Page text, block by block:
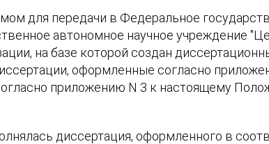
для передачи в Федеральное
автономное научное учреждение
на базе которой создан
оформленные согласно
приложению N 3 к настоящему
диссертация, оформленного в